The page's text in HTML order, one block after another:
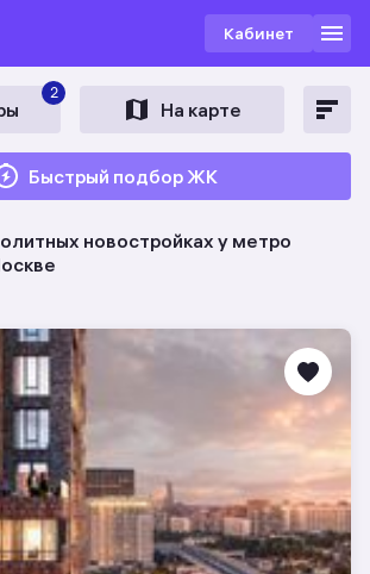
Кабинет
2
На карте
Быстрый подбор ЖК
новостройках у метро